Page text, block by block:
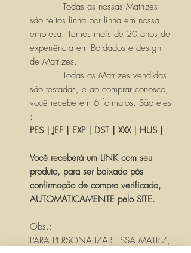
Todas as nossas Matrizes
são feitas linha por linha em nossa
empresa. Temos mais de 20 anos de
experiência em Bordados e design
de Matrizes.
Todas as Matrizes vendidas
são testadas, e ao comprar conosco,
você recebe em 6 formatos. São eles
:
PES | JEF | EXP | DST | XXX | HUS |
Você receberá um LINK com seu
produto, para ser baixado pós
confirmação de compra verificada,
AUTOMATICAMENTE pelo SITE.
Obs.:
PARA PERSONALIZAR ESSA MATRIZ,